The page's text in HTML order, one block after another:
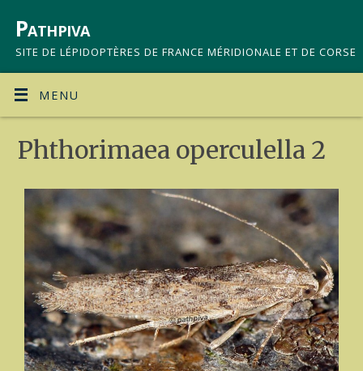
Pathpiva
SITE DE LÉPIDOPTÈRES DE FRANCE MÉRIDIONALE ET DE CORSE
MENU
Phthorimaea operculella 2